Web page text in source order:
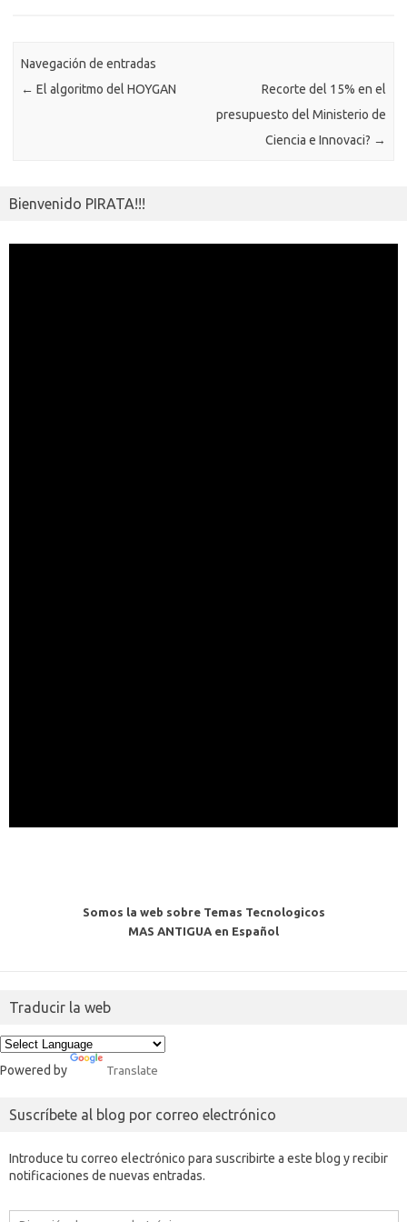
i
ti
Navegación de entradas
← El algoritmo del HOYGAN
Recorte del 15% en el
presupuesto del Ministerio de
Ciencia e Innovaci? →
Bienvenido PIRATA!!!
Somos la web sobre Temas Tecnologicos
MAS ANTIGUA en Español
Traducir la web
Powered by Translate
Suscríbete al blog por correo electrónico
Introduce tu correo electrónico para suscribirte a este blog y recibir
notificaciones de nuevas entradas.
Dirección